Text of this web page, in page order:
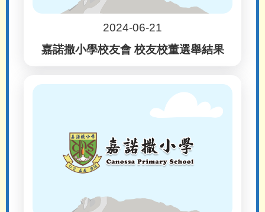
2024-06-21
嘉諾撒小學校友會 校友校董選舉結果